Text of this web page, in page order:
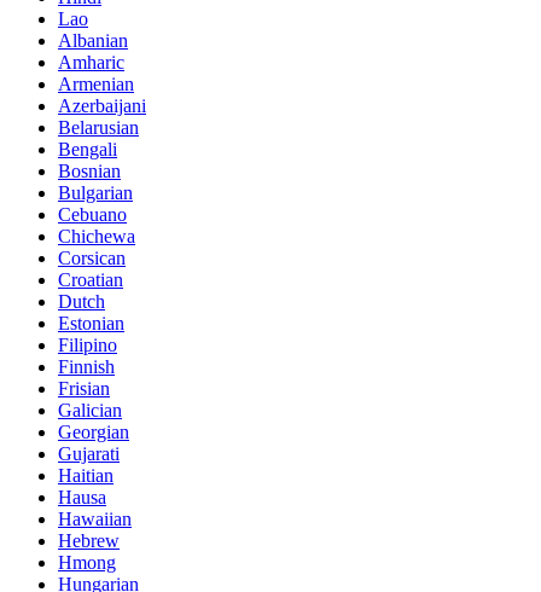
Lao
Albanian
Amharic
Armenian
Azerbaijani
Belarusian
Bengali
Bosnian
Bulgarian
Cebuano
Chichewa
Corsican
Croatian
Dutch
Estonian
Filipino
Finnish
Frisian
Galician
Georgian
Gujarati
Haitian
Hausa
Hawaiian
Hebrew
Hmong
Hungarian